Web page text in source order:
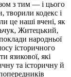
з тим — і цього
творили кодекс і
це наші вчені, як
Житецький,
народньої
історичного
язикової, які
та історичну й